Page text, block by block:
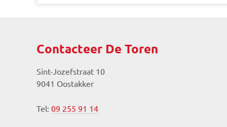
Contacteer De Toren
Sint-Jozefstraat 10
9041 Oostakker
Tel: 09 255 91 14